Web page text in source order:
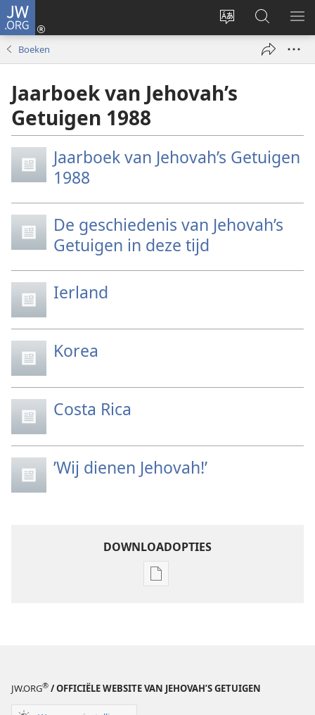
JW.ORG
Taal
wijzigen
Inloggen
(opent
Zoeken
op
JW.ORG
Boeken
Jaarboek van Jehovah’s
Getuigen 1988
Jaarboek van Jehovah’s Getuigen
1988
De geschiedenis van Jehovah’s
Getuigen in deze tijd
Ierland
Korea
Costa Rica
’Wij dienen Jehovah!’
DOWNLOADOPTIES
Downloadopties
1988
JW.ORG® / OFFICIËLE WEBSITE VAN JEHOVAH’S GETUIGEN